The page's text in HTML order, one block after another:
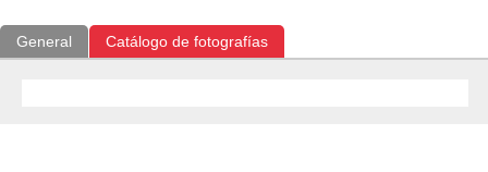
General Catálogo de fotografías